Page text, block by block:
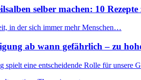
selber machen: 10
in der sich immer mehr Menschen…
ab wann gefährlich – zu
spielt eine entscheidende Rolle für unsere